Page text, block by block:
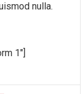
nulla.
1″]